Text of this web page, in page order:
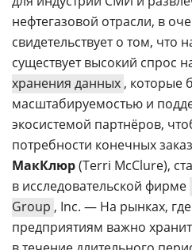
нефтегазовой отрасли, в
свидетельствует о том, что
существует высокий спрос
хранения данных , которые
масштабируемостью и
экосистемой партнёров,
потребности конечных
МакКлюр(Terri McClure),
в исследовательской фирме
Group , Inc. — На рынках,
предприятиям важно